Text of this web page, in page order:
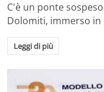
C'è un ponte
Dolomiti, immerso
Leggi di più